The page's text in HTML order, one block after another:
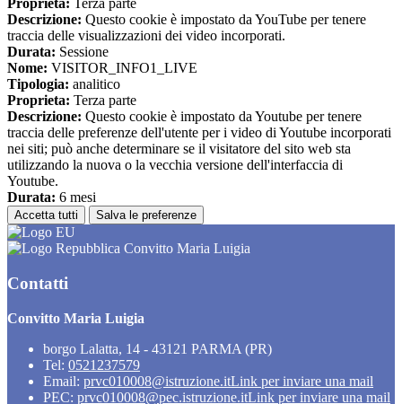
Proprieta: Terza parte
Descrizione: Questo cookie è impostato da YouTube per tenere
traccia delle visualizzazioni dei video incorporati.
Durata: Sessione
Nome: VISITOR_INFO1_LIVE
Tipologia: analitico
Proprieta: Terza parte
Descrizione: Questo cookie è impostato da Youtube per tenere
traccia delle preferenze dell'utente per i video di Youtube incorporati
nei siti; può anche determinare se il visitatore del sito web sta
utilizzando la nuova o la vecchia versione dell'interfaccia di
Youtube.
Durata: 6 mesi
Accetta tutti Salva le preferenze
Convitto Maria Luigia
Contatti
Convitto Maria Luigia
borgo Lalatta, 14 - 43121 PARMA (PR)
Tel: 0521237579
Email: prvc010008@istruzione.itLink per inviare una mail
PEC: prvc010008@pec.istruzione.itLink per inviare una mail